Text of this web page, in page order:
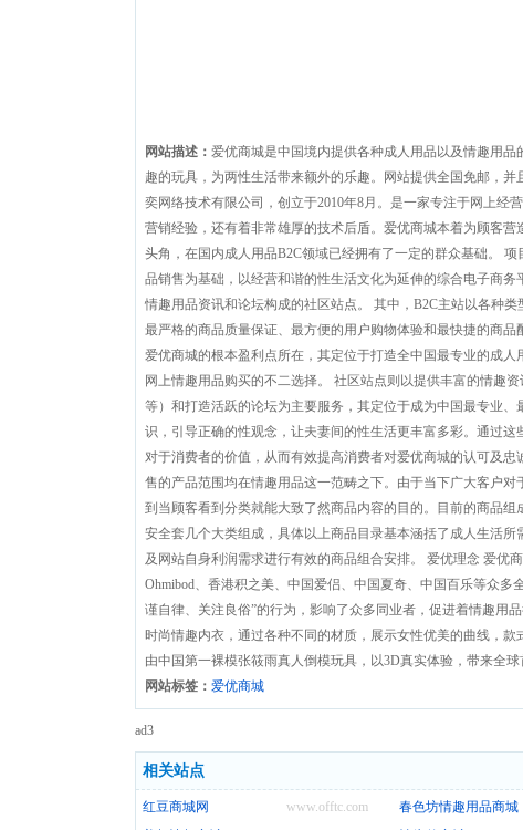
网站描述： 爱优商城是中国境内提供各种成人用品以及情趣用
趣的玩具，为两性生活带来额外的乐趣。网站提供全国免邮，
奕网络技术有限公司，创立于2010年8月。是一家专注于网上经
营销经验，还有着非常雄厚的技术后盾。爱优商城本着为顾客
头角，在国内成人用品B2C领域已经拥有了一定的群众基础。
品销售为基础，以经营和谐的性生活文化为延伸的综合电子商务
情趣用品资讯和论坛构成的社区站点。 其中，B2C主站以各种
最严格的商品质量保证、最方便的用户购物体验和最快捷的商
爱优商城的根本盈利点所在，其定位于打造全中国最专业的成
网上情趣用品购买的不二选择。 社区站点则以提供丰富的情趣
等）和打造活跃的论坛为主要服务，其定位于成为中国最专业
识，引导正确的性观念，让夫妻间的性生活更丰富多彩。通过
对于消费者的价值，从而有效提高消费者对爱优商城的认可及
售的产品范围均在情趣用品这一范畴之下。由于当下广大客户
到当顾客看到分类就能大致了然商品内容的目的。目前的商品
安全套几个大类组成，具体以上商品目录基本涵括了成人生活
及网站自身利润需求进行有效的商品组合安排。 爱优理念 爱优
Ohmibod、香港积之美、中国爱侣、中国夏奇、中国百乐等众
谨自律、关注良俗”的行为，影响了众多同业者，促进着情趣用
时尚情趣内衣，通过各种不同的材质，展示女性优美的曲线，
由中国第一裸模张筱雨真人倒模玩具，以3D真实体验，带来全球
网站标签： 爱优商城
ad3
相关站点
www.offtc.com
红豆商城网 春色坊情趣用品商城